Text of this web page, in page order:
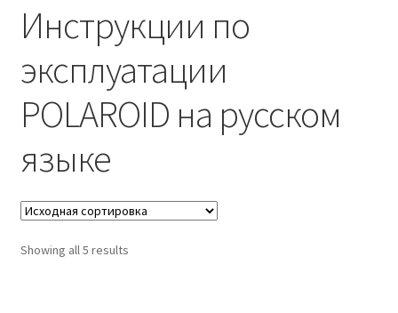
Личный кабинет
Инструкции по
эксплуатации
POLAROID на русском
языке
Showing all 5 results